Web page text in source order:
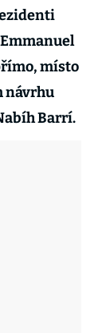
místo
návrhu
Barrí.